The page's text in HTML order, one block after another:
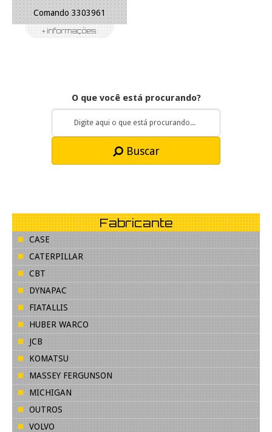
Comando 3303961
O que você está procurando?
Buscar
Fabricante
CASE
CATERPILLAR
CBT
DYNAPAC
FIATALLIS
HUBER WARCO
JCB
KOMATSU
MASSEY FERGUNSON
MICHIGAN
OUTROS
VOLVO